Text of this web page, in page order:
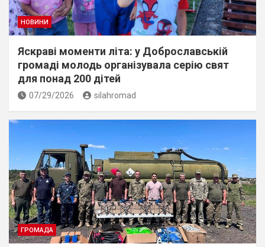
НОВИНИ
Яскраві моменти літа: у Доброславській
громаді молодь організувала серію свят
для понад 200 дітей
07/29/2026 silahromad
ГРОМАДА